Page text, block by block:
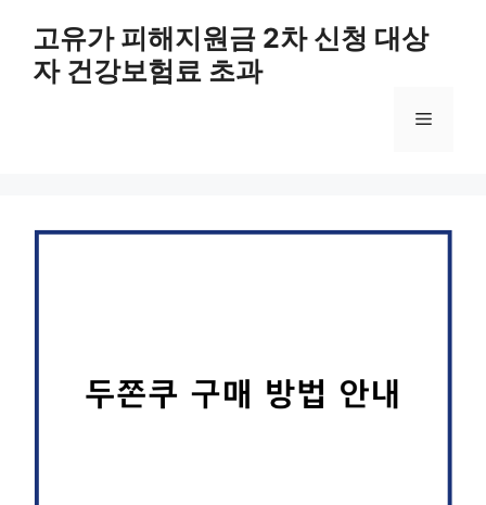
고유가 피해지원금 2차 신청 대상
자 건강보험료 초과
메